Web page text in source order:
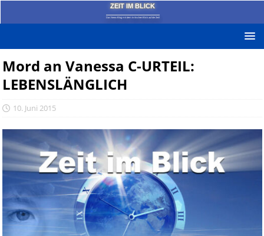
ZEIT IM BLICK
Das News-Blog mit dem kritischen Blick auf die Zeit!
Mord an Vanessa C-URTEIL:
LEBENSLÄNGLICH
10. Juni 2015